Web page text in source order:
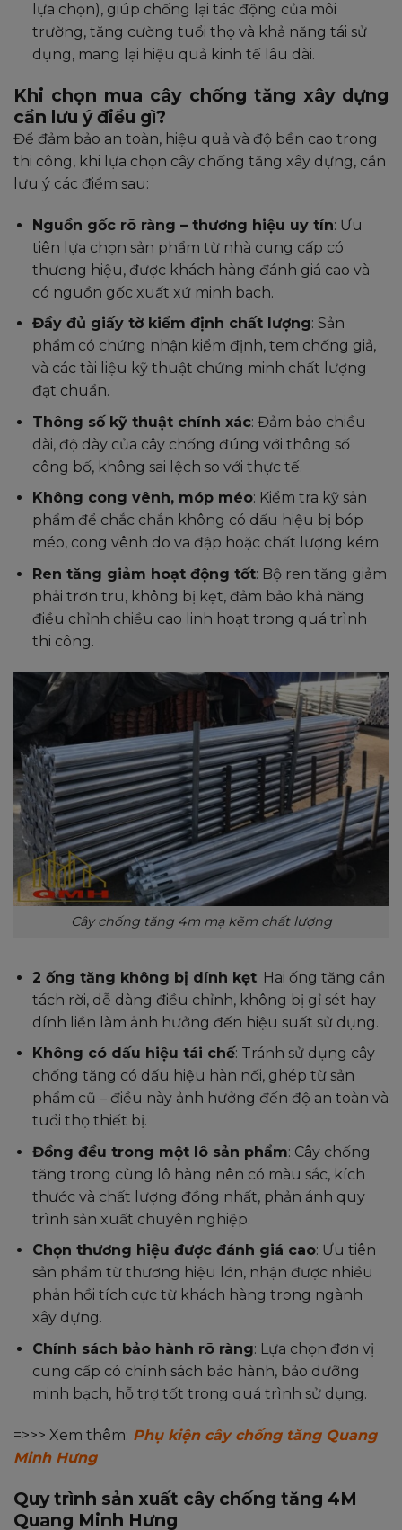
lựa chọn), giúp chống lại tác động của môi
trường, tăng cường tuổi thọ và khả năng tái sử
dụng, mang lại hiệu quả kinh tế lâu dài.
Khi chọn mua cây chống tăng xây dựng
cần lưu ý điều gì?
Để đảm bảo an toàn, hiệu quả và độ bền cao trong
thi công, khi lựa chọn cây chống tăng xây dựng, cần
lưu ý các điểm sau:
Nguồn gốc rõ ràng – thương hiệu uy tín: Ưu
tiên lựa chọn sản phẩm từ nhà cung cấp có
thương hiệu, được khách hàng đánh giá cao và
có nguồn gốc xuất xứ minh bạch.
Đầy đủ giấy tờ kiểm định chất lượng: Sản
phẩm có chứng nhận kiểm định, tem chống giả,
và các tài liệu kỹ thuật chứng minh chất lượng
đạt chuẩn.
Thông số kỹ thuật chính xác: Đảm bảo chiều
dài, độ dày của cây chống đúng với thông số
công bố, không sai lệch so với thực tế.
Không cong vênh, móp méo: Kiểm tra kỹ sản
phẩm để chắc chắn không có dấu hiệu bị bóp
méo, cong vênh do va đập hoặc chất lượng kém.
Ren tăng giảm hoạt động tốt: Bộ ren tăng giảm
phải trơn tru, không bị kẹt, đảm bảo khả năng
điều chỉnh chiều cao linh hoạt trong quá trình
thi công.
Cây chống tăng 4m mạ kẽm chất lượng
2 ống tăng không bị dính kẹt: Hai ống tăng cần
tách rời, dễ dàng điều chỉnh, không bị gỉ sét hay
dính liền làm ảnh hưởng đến hiệu suất sử dụng.
Không có dấu hiệu tái chế: Tránh sử dụng cây
chống tăng có dấu hiệu hàn nối, ghép từ sản
phẩm cũ – điều này ảnh hưởng đến độ an toàn và
tuổi thọ thiết bị.
Đồng đều trong một lô sản phẩm: Cây chống
tăng trong cùng lô hàng nên có màu sắc, kích
thước và chất lượng đồng nhất, phản ánh quy
trình sản xuất chuyên nghiệp.
Chọn thương hiệu được đánh giá cao: Ưu tiên
sản phẩm từ thương hiệu lớn, nhận được nhiều
phản hồi tích cực từ khách hàng trong ngành
xây dựng.
Chính sách bảo hành rõ ràng: Lựa chọn đơn vị
cung cấp có chính sách bảo hành, bảo dưỡng
minh bạch, hỗ trợ tốt trong quá trình sử dụng.
=>>> Xem thêm: Phụ kiện cây chống tăng Quang
Minh Hưng
Quy trình sản xuất cây chống tăng 4M
Quang Minh Hưng